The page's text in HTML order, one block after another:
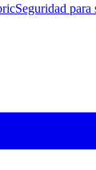
Seguridad para